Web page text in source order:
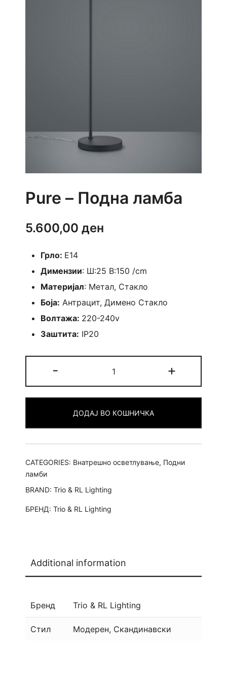
Pure – Подна ламба
5.600,00 ден
Грло: Е14
Димензии: Ш:25 В:150 /cm
Материјал: Метал, Стакло
Боја: Антрацит, Димено Стакло
Волтажа: 220-240v
Заштита: IP20
-
-
Подна
quantity
+
ДОДАЈ ВО КОШНИЧКА
CATEGORIES: Внатрешно осветлување, Подни
ламби
BRAND: Trio & RL Lighting
БРЕНД: Trio & RL Lighting
Additional information
Бренд Trio & RL Lighting
Стил Модерен, Скандинавски